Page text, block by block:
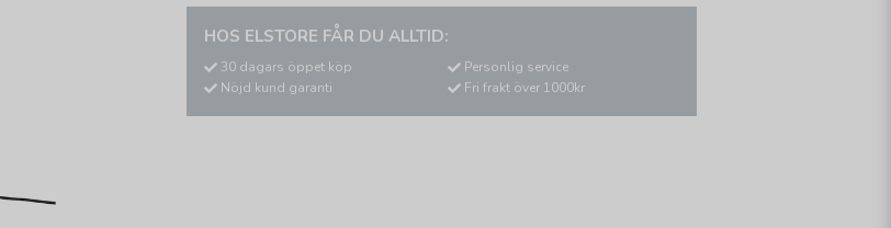
HOS ELSTORE FÅR DU ALLTID:
30 dagars öppet köp
Nöjd kund garanti
Personlig service
Fri frakt över 1000kr